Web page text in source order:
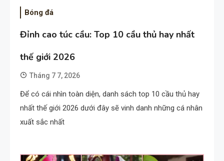
Bóng đá
Đỉnh cao túc cầu: Top 10 cầu thủ hay nhất
thế giới 2026
Tháng 7 7, 2026
Để có cái nhìn toàn diện, danh sách top 10 cầu thủ hay
nhất thế giới 2026 dưới đây sẽ vinh danh những cá nhân
xuất sắc nhất